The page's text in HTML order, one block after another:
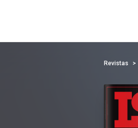
Revistas